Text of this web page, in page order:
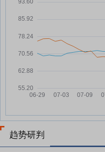
07-23
07-23
中科电气：融资净
融资余额7.44亿元
07-21
07-21
元，融资余额7.45
07-19
趋势研判